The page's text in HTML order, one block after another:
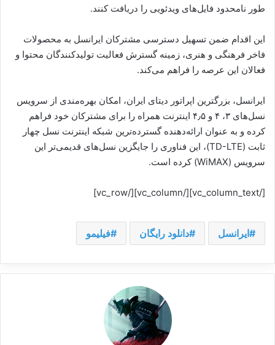
طور نامحدود فایل‌های ویدئویی را دریافت کنند.
این اقدام ضمن تسهیل دسترسی مشترکان ایرانسل به محصولات
فاخر فرهنگی و هنری، زمینه گسترش فعالیت تولیدکنندگان محتوا و
فعالان این عرصه را فراهم می‌کند.
ایرانسل، بزرگترین اپراتور دیتای ایران، امکان بهره‌مندی از سرویس
نسل‌های ۳، ۴ و ۴٫۵ اینترنت همراه را برای مشترکان خود فراهم
کرده و به عنوان ارائه‌دهنده گسترده‌ترین شبکه اینترنت نسل چهار
ثابت (TD-LTE)، این فناوری را جایگزین نسل‌های قدیمی‌تر این
سرویس (WiMAX) کرده است.
[/vc_column_text][/vc_column][/vc_row]
ایرانسل دانلود رایگان فیلیمو